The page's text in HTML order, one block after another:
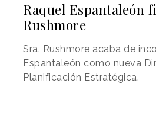
Raquel Espantaleón
Rushmore
Sra. Rushmore acaba de
Espantaleón como nueva
Planificación Estratégica.